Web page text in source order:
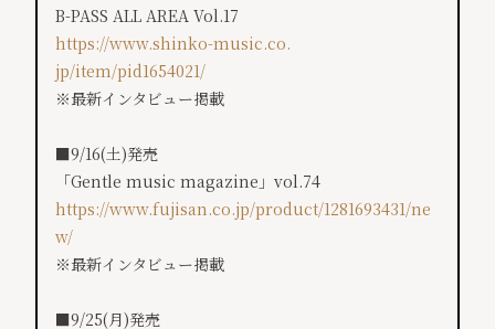
B-PASS ALL AREA Vol.17
https://www.shinko-music.co.
jp/item/pid1654021/
※最新インタビュー掲載
■9/16(土)発売
「Gentle music magazine」vol.74
https://www.fujisan.co.jp/product/1281693431/ne
w/
※最新インタビュー掲載
■9/25(月)発売